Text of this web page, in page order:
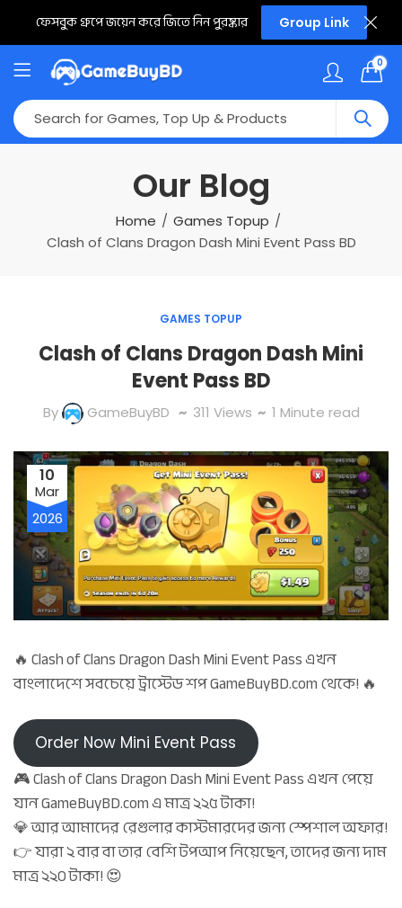
ফেসবুক গ্রুপে জয়েন করে জিতে নিন পুরষ্কার Group Link
0
Our Blog
Home
Games Topup
Clash of Clans Dragon Dash Mini Event Pass BD
GAMES TOPUP
Clash of Clans Dragon Dash Mini
Event Pass BD
By GameBuyBD 311 Views 1 Minute read
10
Mar
2026
🔥 Clash of Clans Dragon Dash Mini Event Pass এখন
বাংলাদেশে সবচেয়ে ট্রাস্টেড শপ GameBuyBD.com থেকে! 🔥
Order Now Mini Event Pass
🎮 Clash of Clans Dragon Dash Mini Event Pass এখন পেয়ে
যান GameBuyBD.com এ মাত্র ২২৫ টাকা!
💎 আর আমাদের রেগুলার কাস্টমারদের জন্য স্পেশাল অফার!
👉 যারা ২ বার বা তার বেশি টপআপ নিয়েছেন, তাদের জন্য দাম
মাত্র ২২০ টাকা! 😍